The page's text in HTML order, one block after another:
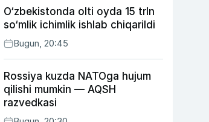
O‘zbekistonda olti oyda 15 trln
so‘mlik ichimlik ishlab chiqarildi
Bugun, 20:45
Rossiya kuzda NATOga hujum
qilishi mumkin — AQSH
razvedkasi